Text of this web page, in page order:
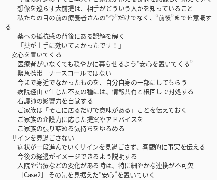
想像を巡らす大前提は、相手がどういう人かを知っていること
私たちの目の前の療養者さんの“今”だけでなく、“前後”までを意識す
る
薬への抵抗感の背後にある誤解を解く
「薬が上手に効いてよかったです！」
安心を置いてくる
医療者がいなくても穏やかに暮らせるよう“安心を置いてくる”
緊急携帯＝ナースコールではない
今まで身近でなかったものを、自分自身の一部にしてもらう
病院経由で生じた不安の種には、情報共有と根回しで対処する
看護師の影響力を自覚する
ご家族は「そこに居るだけで意味がある」ことを伝えておく
ご家族の介護力に応じた提案やアドバイスを
ご家族の張り詰める気持ちをゆるめる
サインを見過ごさない
病状が一段進んでいくサインを見過ごさず、客観的に事実を伝える
今後の経過がイメージできるよう説明する
入院や治療などの変化がある時は、特に細やかな連携が不可欠
［Case2］ その先を見据えた“安心”を置いていく